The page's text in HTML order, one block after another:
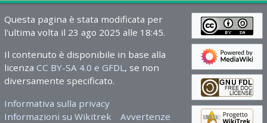
Questa pagina è stata modificata per
l'ultima volta il 23 ago 2025 alle 18:45.
Il contenuto è disponibile in base alla
licenza CC BY-SA 4.0 e GFDL, se non
diversamente specificato.
Informativa sulla privacy
Informazioni su Wikitrek
Avvertenze